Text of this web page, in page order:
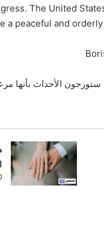
The United
a peaceful and
الأحداث بأنها